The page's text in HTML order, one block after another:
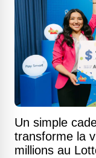
Un simple
transforme la
millions au